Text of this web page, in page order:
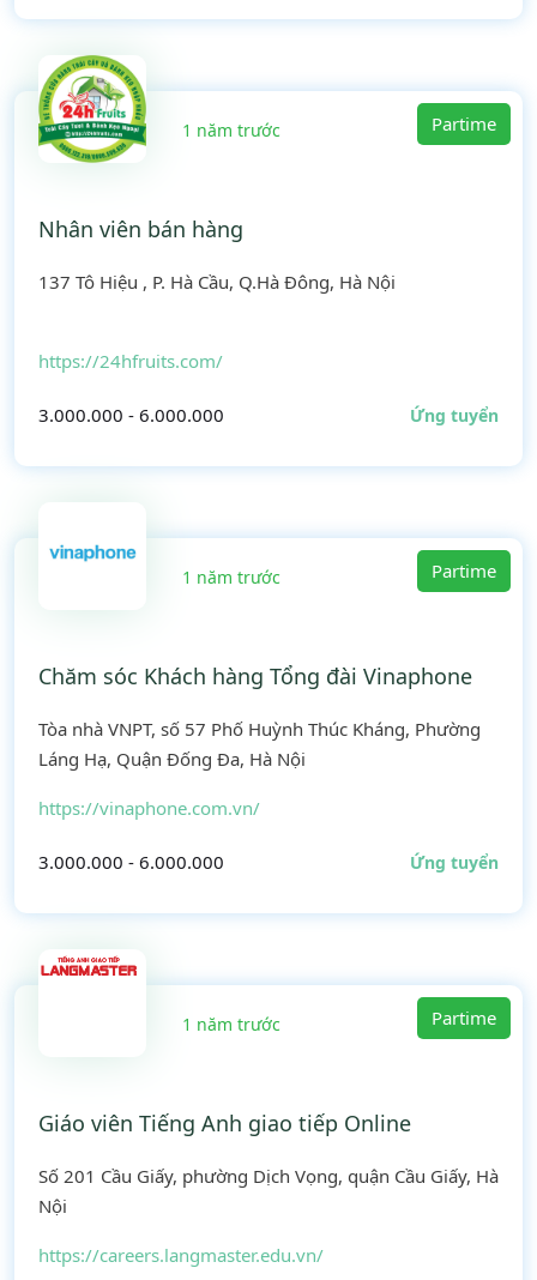
1 năm trước Partime
Nhân viên bán hàng
137 Tô Hiệu , P. Hà Cầu, Q.Hà Đông, Hà Nội
https://24hfruits.com/
3.000.000 - 6.000.000 Ứng tuyển
1 năm trước Partime
Chăm sóc Khách hàng Tổng đài Vinaphone
Tòa nhà VNPT, số 57 Phố Huỳnh Thúc Kháng, Phường
Láng Hạ, Quận Đống Đa, Hà Nội
https://vinaphone.com.vn/
3.000.000 - 6.000.000 Ứng tuyển
1 năm trước Partime
Giáo viên Tiếng Anh giao tiếp Online
Số 201 Cầu Giấy, phường Dịch Vọng, quận Cầu Giấy, Hà
Nội
https://careers.langmaster.edu.vn/